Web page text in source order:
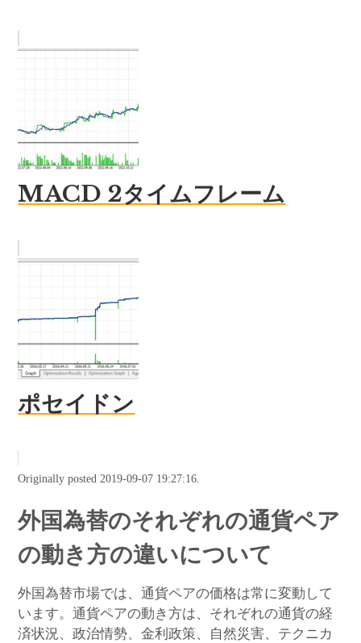
MACD 2タイムフレーム
ポセイドン
Originally posted 2019-09-07 19:27:16.
外国為替のそれぞれの通貨ペア
の動き方の違いについて
外国為替市場では、通貨ペアの価格は常に変動して
います。通貨ペアの動き方は、それぞれの通貨の経
済状況、政治情勢、金利政策、自然災害、テクニカ